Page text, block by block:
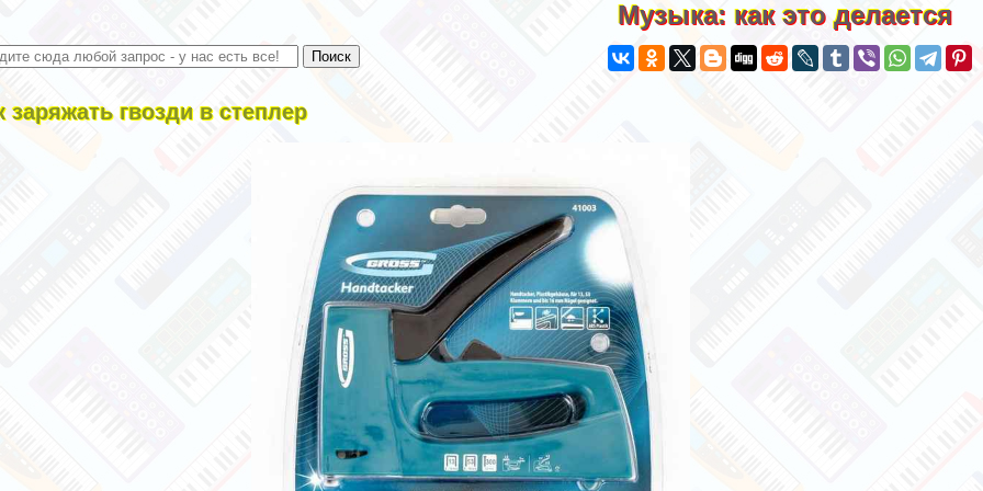
Музыка: как это делается
заряжать гвозди в степлер